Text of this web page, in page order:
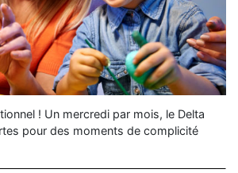
! Un mercredi par mois, le Delta
pour des moments de complicité